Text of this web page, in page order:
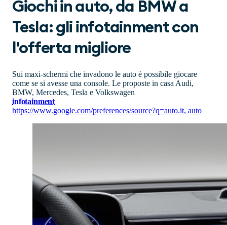
Giochi in auto, da BMW a
Tesla: gli infotainment con
l'offerta migliore
Sui maxi-schermi che invadono le auto è possibile giocare
come se si avesse una console. Le proposte in casa Audi,
BMW, Mercedes, Tesla e Volkswagen
infotainment
https://www.google.com/preferences/source?q=auto.it, auto